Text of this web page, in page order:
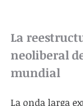
La
neoliberal
mundial
La onda larga